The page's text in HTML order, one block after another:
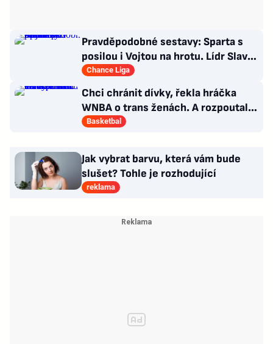
Pravděpodobné sestavy: Sparta s
posilou i Vojtou na hrotu. Lídr Slavie
už v základu
Chance Liga
Chci chránit dívky, řekla hráčka
WNBA o trans ženách. A rozpoutala
kulturní válku
Basketbal
Jak vybrat barvu, která vám bude
slušet? Tohle je rozhodující
reklama